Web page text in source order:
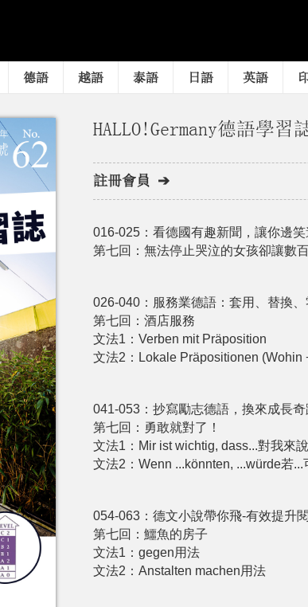
德語 越語 泰語 日語 英語
HALLO!Germany德語學
註冊會員 ➔
016-025：看德國有趣新聞，讓你邊
第七回：無法停止哭泣的女孩卻讓數
026-040：服務業德語：套用、替換、
第七回：酒店服務
文法1：Verben mit Präposition
文法2：Lokale Präpositionen (Wohin
041-053：抄寫勵志德語，換來成長奇
第七回：勇敢就對了！
文法1：Mir ist wichtig, dass...對我來
文法2：Wenn ...könnten, ...würde若...
054-063：德文小說帶你飛-有效提升
第七回：鱷魚的房子
文法1：gegen用法
文法2：Anstalten machen用法